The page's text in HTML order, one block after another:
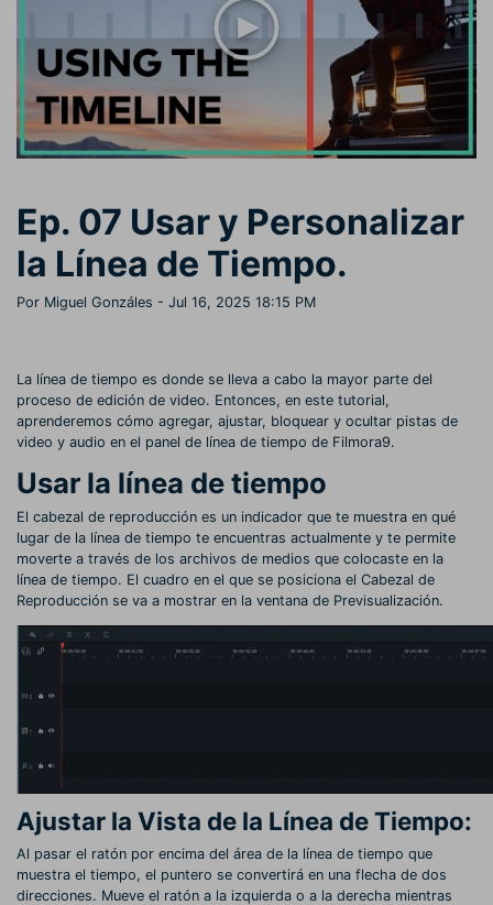
Inspírate con Filmora
Encuentra aquí lo que otros
usuarios crean con Filmora
Taller creativo
Con nuestros consejos y
trucos, queremos ayudarte a
crecer e inspirar tu próximo
video
Centro de creadores
Muestra tu creatividad sin
límites con el Centro de
Plantillas en español
editables diseñadas para
creadores de habla hispana.
Contenido destacado
Afíliate
Consigue una afiliación a
nivel empresarial
Conocimiento
Ep. 07 Usar y Personalizar
la Línea de Tiempo.
Por Miguel Gonzáles - Jul 16, 2025 18:15 PM
La línea de tiempo es donde se lleva a cabo la mayor parte del
proceso de edición de video. Entonces, en este tutorial,
aprenderemos cómo agregar, ajustar, bloquear y ocultar pistas de
video y audio en el panel de línea de tiempo de Filmora9.
Usar la línea de tiempo
El cabezal de reproducción es un indicador que te muestra en qué
lugar de la línea de tiempo te encuentras actualmente y te permite
moverte a través de los archivos de medios que colocaste en la
línea de tiempo. El cuadro en el que se posiciona el Cabezal de
Reproducción se va a mostrar en la ventana de Previsualización.
Ajustar la Vista de la Línea de Tiempo:
Al pasar el ratón por encima del área de la línea de tiempo que
muestra el tiempo, el puntero se convertirá en una flecha de dos
direcciones. Mueve el ratón a la izquierda o a la derecha mientras